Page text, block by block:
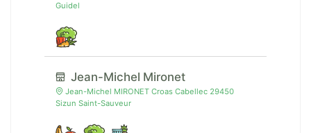
Guidel
Jean-Michel Mironet
Jean-Michel MIRONET Croas Cabellec 29450
Sizun Saint-Sauveur